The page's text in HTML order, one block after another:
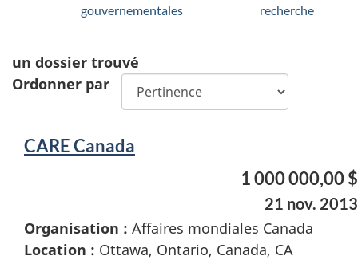
gouvernementales
recherche
un dossier trouvé
Ordonner par
CARE Canada
1 000 000,00 $
21 nov. 2013
Organisation : Affaires mondiales Canada
Location : Ottawa, Ontario, Canada, CA